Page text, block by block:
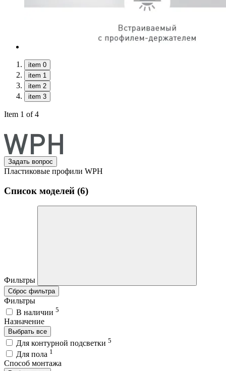
item 0
item 1
item 2
item 3
Item 1 of 4
Задать вопрос
Пластиковые профили WPH
Список моделей (6)
Фильтры
Сброс фильтра
Фильтры
В наличии 5
Назначение
Выбрать все
Для контурной подсветки 5
Для пола 1
Способ монтажа